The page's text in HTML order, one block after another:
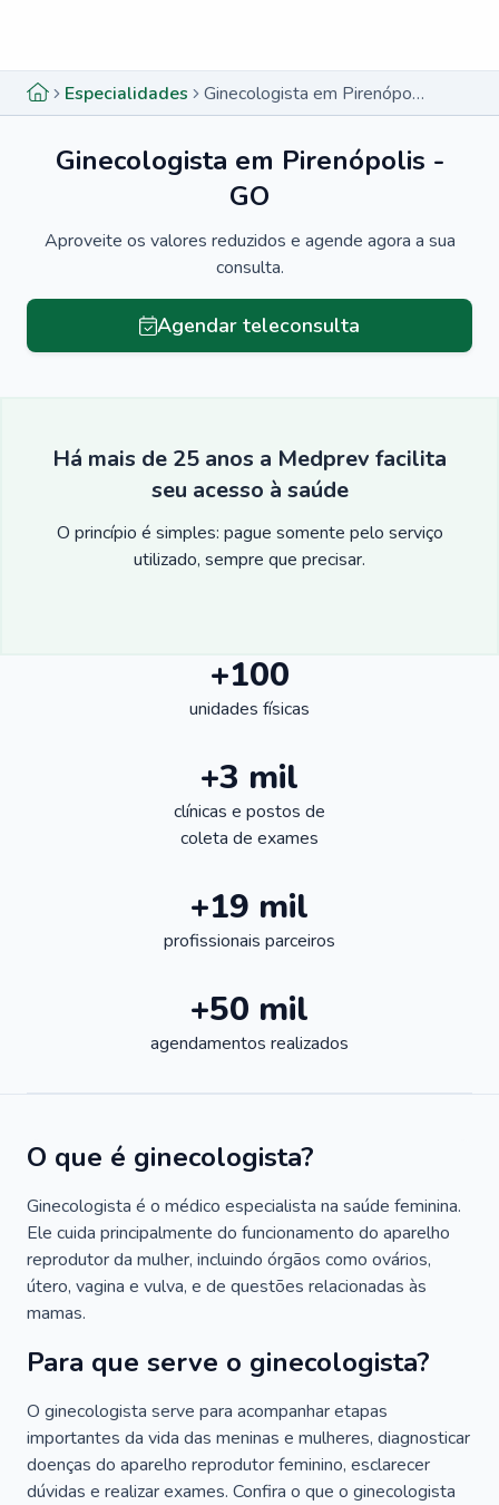
Especialidades Ginecologista em Pirenópolis - GO
Ginecologista em Pirenópolis -
GO
Aproveite os valores reduzidos e agende agora a sua
consulta.
Agendar teleconsulta
Há mais de 25 anos a Medprev facilita
seu acesso à saúde
O princípio é simples: pague somente pelo serviço
utilizado, sempre que precisar.
+100
unidades físicas
+3 mil
clínicas e postos de
coleta de exames
+19 mil
profissionais parceiros
+50 mil
agendamentos realizados
O que é ginecologista?
Ginecologista é o médico especialista na saúde feminina.
Ele cuida principalmente do funcionamento do aparelho
reprodutor da mulher, incluindo órgãos como ovários,
útero, vagina e vulva, e de questões relacionadas às
mamas.
Para que serve o ginecologista?
O ginecologista serve para acompanhar etapas
importantes da vida das meninas e mulheres, diagnosticar
doenças do aparelho reprodutor feminino, esclarecer
dúvidas e realizar exames. Confira o que o ginecologista